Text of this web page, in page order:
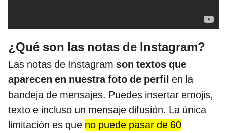
¿Qué son las notas de Instagram?
Las notas de Instagram son textos que
aparecen en nuestra foto de perfil en la
bandeja de mensajes. Puedes insertar emojis,
texto e incluso un mensaje difusión. La única
limitación es que no puede pasar de 60